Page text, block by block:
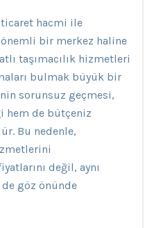
ticaret hacmi ile
önemli bir merkez haline
taşımacılık hizmetleri
bulmak büyük bir
sorunsuz geçmesi,
hem de bütçeniz
Bu nedenle,
değil, aynı
göz önünde